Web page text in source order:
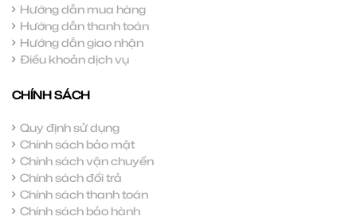
Hướng dẫn mua hàng
Hướng dẫn thanh toán
Hướng dẫn giao nhận
Điều khoản dịch vụ
CHÍNH SÁCH
Quy định sử dụng
Chính sách bảo mật
Chính sách vận chuyển
Chính sách đổi trả
Chính sách thanh toán
Chính sách bảo hành